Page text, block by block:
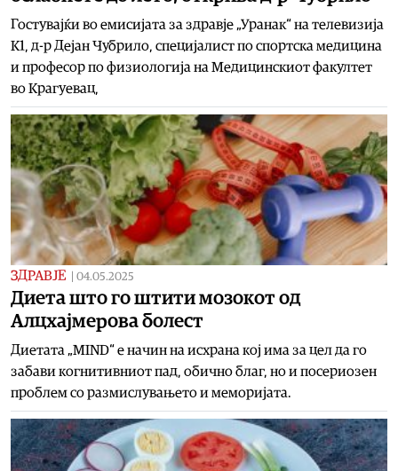
Гостувајќи во емисијата за здравје „Уранак“ на телевизија
К1, д-р Дејан Чубрило, специјалист по спортска медицина
и професор по физиологија на Медицинскиот факултет
во Крагуевац,
ЗДРАВЈЕ 04.05.2025
Диета што го штити мозокот од
Алцхајмерова болест
Диетата „MIND“ е начин на исхрана кој има за цел да го
забави когнитивниот пад, обично благ, но и посериозен
проблем со размислувањето и меморијата.